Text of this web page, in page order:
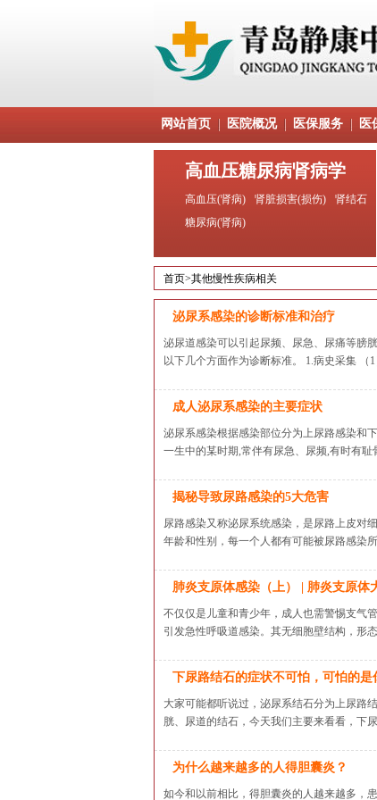
网站首页 医院概况 医保服务 医
高血压糖尿病肾病学
高血压(肾病) 肾脏损害(损伤)
肾结石
糖尿病(肾病)
首页>其他慢性疾病相关
泌尿系感染的诊断标准和治疗
泌尿道感染可以引起尿频、尿急、尿痛等膀
以下几个方面作为诊断标准。 1.病史采集 （
成人泌尿系感染的主要症状
泌尿系感染根据感染部位分为上尿路感染和
一生中的某时期,常伴有尿急、尿频,有时有耻
揭秘导致尿路感染的5大危害
尿路感染又称泌尿系统感染，是尿路上皮对
年龄和性别，每一个人都有可能被尿路感染
肺炎支原体感染（上） | 肺炎支原体
不仅仅是儿童和青少年，成人也需警惕支气
引发急性呼吸道感染。其无细胞壁结构，形
下尿路结石的症状不可怕，可怕的是
大家可能都听说过，泌尿系结石分为上尿路
胱、尿道的结石，今天我们主要来看看，下
为什么越来越多的人得胆囊炎？
如今和以前相比，得胆囊炎的人越来越多，